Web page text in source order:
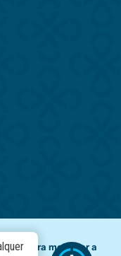
para melhorar a